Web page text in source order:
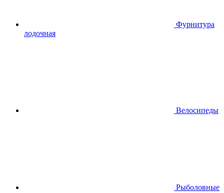
Фурнитура
лодочная
Велосипеды
Рыболовные